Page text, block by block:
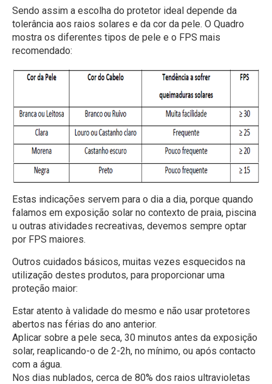
Sendo assim a escolha do protetor ideal depende da
tolerância aos raios solares e da cor da pele. O Quadro
mostra os diferentes tipos de pele e o FPS mais
recomendado:
Estas indicações servem para o dia a dia, porque quando
falamos em exposição solar no contexto de praia, piscina
u outras atividades recreativas, devemos sempre optar
por FPS maiores.
Outros cuidados básicos, muitas vezes esquecidos na
utilização destes produtos, para proporcionar uma
proteção maior:
Estar atento à validade do mesmo e não usar protetores
abertos nas férias do ano anterior.
Aplicar sobre a pele seca, 30 minutos antes da exposição
solar, reaplicando-o de 2-2h, no mínimo, ou após contacto
com a água.
Nos dias nublados, cerca de 80% dos raios ultravioletas